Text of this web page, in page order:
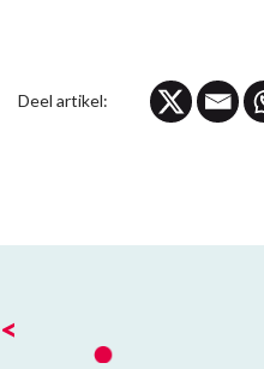
Deel artikel:
<